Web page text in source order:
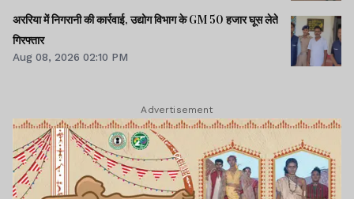
अररिया में निगरानी की कार्रवाई, उद्योग विभाग के GM 50 हजार घूस लेते
गिरफ्तार
Aug 08, 2026 02:10 PM
Advertisement